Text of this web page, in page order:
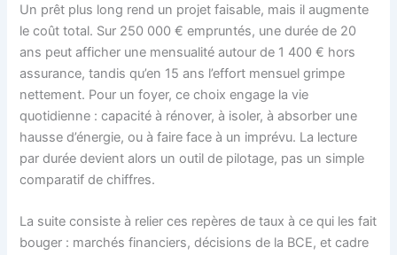
Un prêt plus long rend un projet faisable, mais il augmente
le coût total. Sur 250 000 € empruntés, une durée de 20
ans peut afficher une mensualité autour de 1 400 € hors
assurance, tandis qu’en 15 ans l’effort mensuel grimpe
nettement. Pour un foyer, ce choix engage la vie
quotidienne : capacité à rénover, à isoler, à absorber une
hausse d’énergie, ou à faire face à un imprévu. La lecture
par durée devient alors un outil de pilotage, pas un simple
comparatif de chiffres.
La suite consiste à relier ces repères de taux à ce qui les fait
bouger : marchés financiers, décisions de la BCE, et cadre